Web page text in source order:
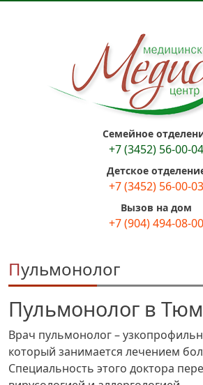
Семейное
+7 (3452) 56-00-04
Детское
+7 (3452) 56-00-03
Вызов на дом
+7 (904) 494-08-00
Пульмонолог
Пульмонолог в
Врач пульмонолог –
который занимается лечением
Специальность этого доктора